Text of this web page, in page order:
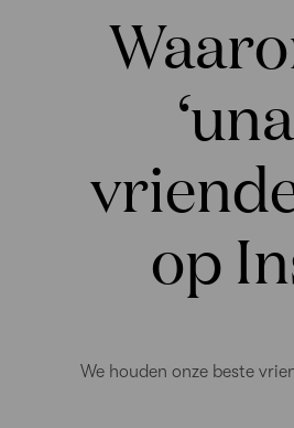
op
We houden onze beste